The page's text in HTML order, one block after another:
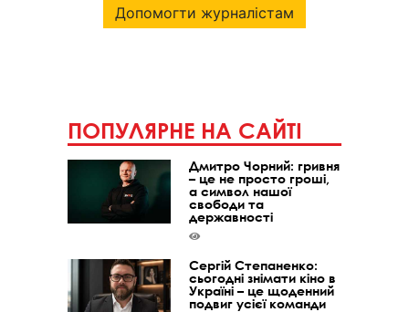
Допомогти журналістам
ПОПУЛЯРНЕ НА САЙТІ
Дмитро Чорний: гривня
– це не просто гроші,
а символ нашої
свободи та
державності
Сергій Степаненко:
сьогодні знімати кіно в
Україні – це щоденний
подвиг усієї команди